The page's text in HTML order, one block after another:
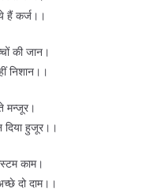
हैं कर्ज।।
की जान।
निशान।।
मन्जूर।
दिया हुजूर।।
काम।
दो दाम।।